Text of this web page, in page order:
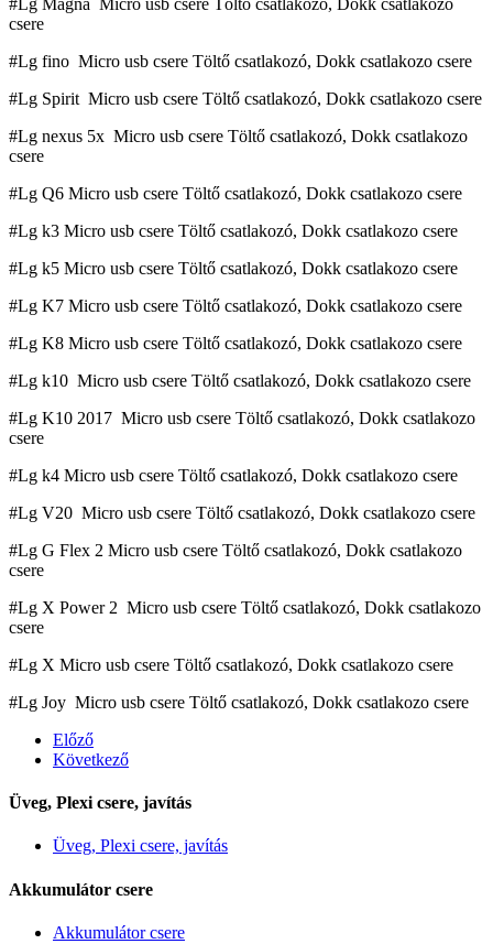
csere
#Lg fino Micro usb csere Töltő csatlakozó, Dokk csatlakozo csere
#Lg Spirit Micro usb csere Töltő csatlakozó, Dokk csatlakozo csere
#Lg nexus 5x Micro usb csere Töltő csatlakozó, Dokk csatlakozo
csere
#Lg Q6 Micro usb csere Töltő csatlakozó, Dokk csatlakozo csere
#Lg k3 Micro usb csere Töltő csatlakozó, Dokk csatlakozo csere
#Lg k5 Micro usb csere Töltő csatlakozó, Dokk csatlakozo csere
#Lg K7 Micro usb csere Töltő csatlakozó, Dokk csatlakozo csere
#Lg K8 Micro usb csere Töltő csatlakozó, Dokk csatlakozo csere
#Lg k10 Micro usb csere Töltő csatlakozó, Dokk csatlakozo csere
#Lg K10 2017 Micro usb csere Töltő csatlakozó, Dokk csatlakozo
csere
#Lg k4 Micro usb csere Töltő csatlakozó, Dokk csatlakozo csere
#Lg V20 Micro usb csere Töltő csatlakozó, Dokk csatlakozo csere
#Lg G Flex 2 Micro usb csere Töltő csatlakozó, Dokk csatlakozo
csere
#Lg X Power 2 Micro usb csere Töltő csatlakozó, Dokk csatlakozo
csere
#Lg X Micro usb csere Töltő csatlakozó, Dokk csatlakozo csere
#Lg Joy Micro usb csere Töltő csatlakozó, Dokk csatlakozo csere
Előző
Következő
Üveg, Plexi csere, javítás
Üveg, Plexi csere, javítás
Akkumulátor csere
Akkumulátor csere